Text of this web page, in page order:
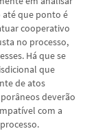
que ponto é
cooperativo
no processo,
Há que se
que
de atos
deverão
com a